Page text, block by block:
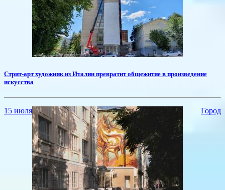
Стрит-арт художник из Италии превратит общежитие в произведение
искусства
15 июля Город